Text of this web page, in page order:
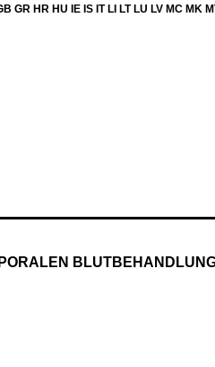
GR HR HU IE IS IT LI LT LU LV MC MK